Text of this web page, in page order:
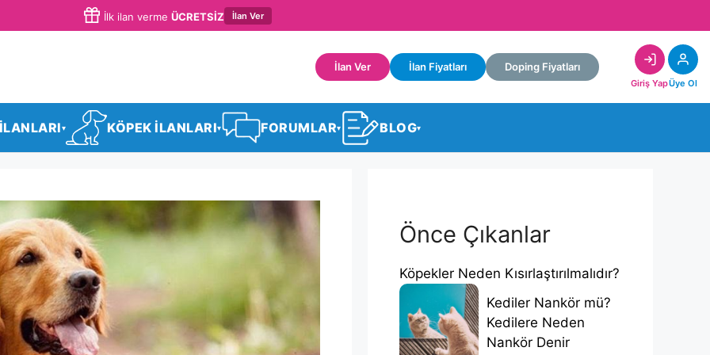
İlk ilan verme ÜCRETSİZ İlan Ver
İlan Ver İlan Fiyatları Doping Fiyatları
Giriş YapÜye Ol
▾ KÖPEK İLANLARI▾ FORUMLAR▾ BLOG▾
Önce Çıkanlar
Köpekler Neden Kısırlaştırılmalıdır?
Kediler Nankör mü?
Kedilere Neden
Nankör Denir